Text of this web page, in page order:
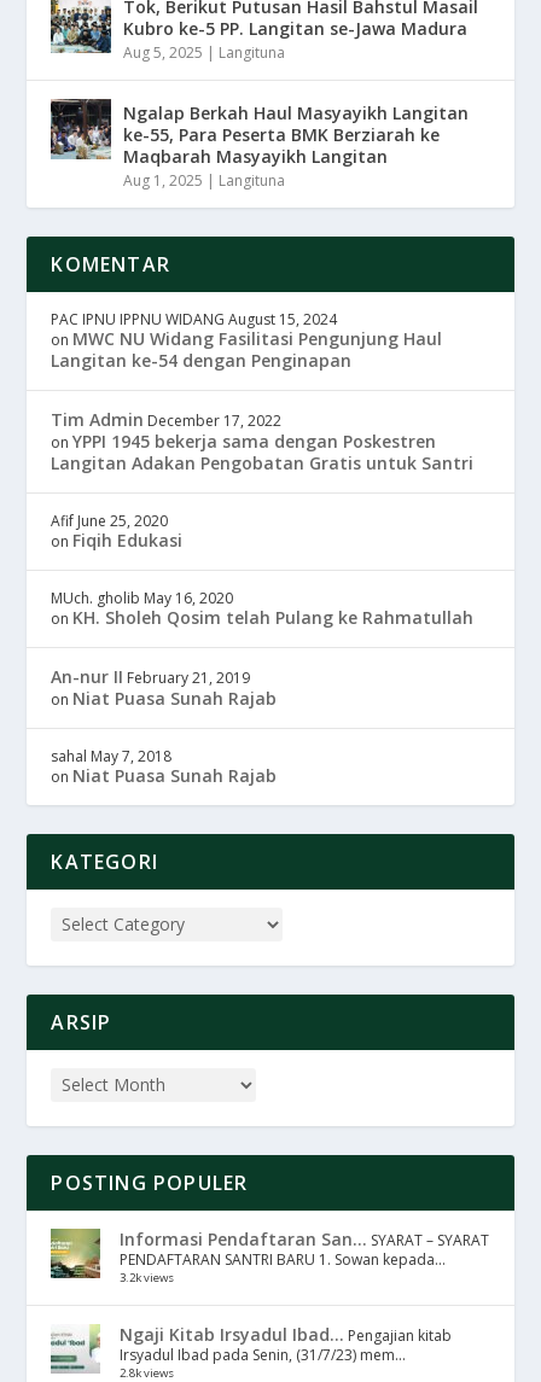
Tok, Berikut Putusan Hasil Bahstul Masail
Kubro ke-5 PP. Langitan se-Jawa Madura
Aug 5, 2025 | Langituna
Ngalap Berkah Haul Masyayikh Langitan
ke-55, Para Peserta BMK Berziarah ke
Maqbarah Masyayikh Langitan
Aug 1, 2025 | Langituna
KOMENTAR
PAC IPNU IPPNU WIDANG August 15, 2024
on MWC NU Widang Fasilitasi Pengunjung Haul
Langitan ke-54 dengan Penginapan
Tim Admin December 17, 2022
onYPPI 1945 bekerja sama dengan Poskestren
Langitan Adakan Pengobatan Gratis untuk Santri
Afif June 25, 2020
on Fiqih Edukasi
MUch. gholib May 16, 2020
on KH. Sholeh Qosim telah Pulang ke Rahmatullah
An-nur II February 21, 2019
on Niat Puasa Sunah Rajab
sahal May 7, 2018
on Niat Puasa Sunah Rajab
KATEGORI
ARSIP
POSTING POPULER
Informasi Pendaftaran San... SYARAT – SYARAT
PENDAFTARAN SANTRI BARU 1. Sowan kepada...
3.2k views
Ngaji Kitab Irsyadul Ibad... Pengajian kitab
Irsyadul Ibad pada Senin, (31/7/23) mem...
2.8k views